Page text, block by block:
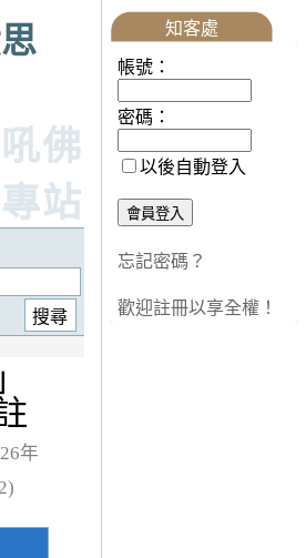
佛
站
」
年
知客處
帳號：
密碼：
以後自動登入
忘記密碼？
歡迎註冊以享全權！